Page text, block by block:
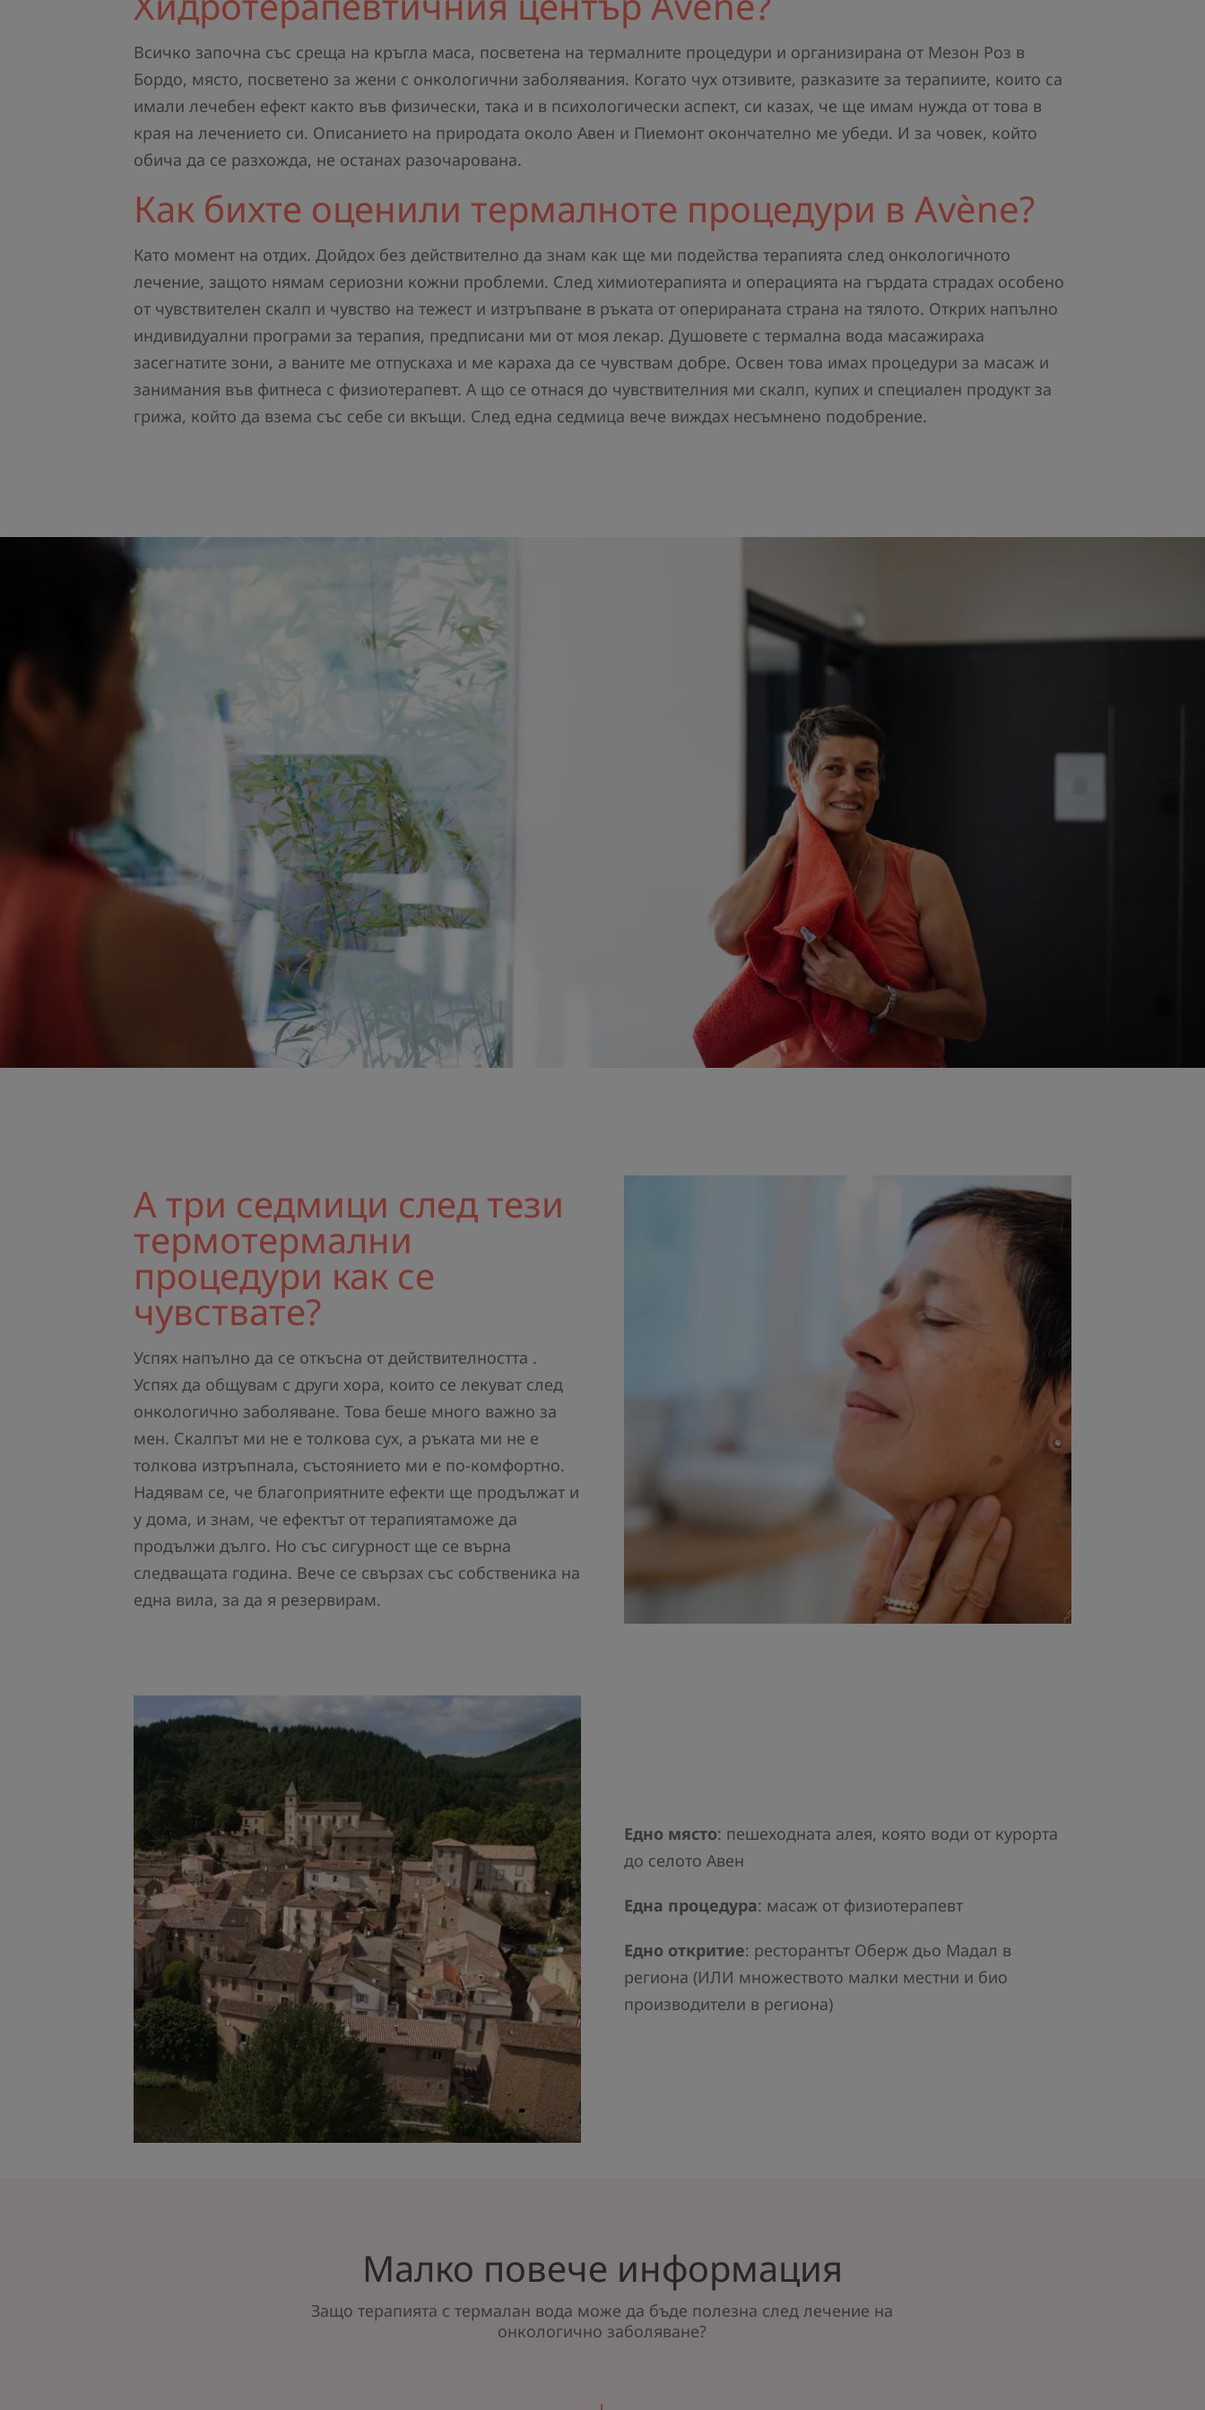
Всичко започна със среща на кръгла маса, посветена на термалните процедури и организирана от Мезон Роз в
Бордо, място, посветено за жени с онкологични заболявания. Когато чух отзивите, разказите за терапиите, които са
имали лечебен ефект както във физически, така и в психологически аспект, си казах, че ще имам нужда от това в
края на лечението си. Описанието на природата около Авен и Пиемонт окончателно ме убеди. И за човек, който
обича да се разхожда, не останах разочарована.
Как бихте оценили термалноте процедури в Avène?
Като момент на отдих. Дойдох без действително да знам как ще ми подейства терапията след онкологичното
лечение, защото нямам сериозни кожни проблеми. След химиотерапията и операцията на гърдата страдах особено
от чувствителен скалп и чувство на тежест и изтръпване в ръката от оперираната страна на тялото. Открих напълно
индивидуални програми за терапия, предписани ми от моя лекар. Душовете с термална вода масажираха
засегнатите зони, а ваните ме отпускаха и ме караха да се чувствам добре. Освен това имах процедури за масаж и
занимания във фитнеса с физиотерапевт. А що се отнася до чувствителния ми скалп, купих и специален продукт за
грижа, който да взема със себе си вкъщи. След една седмица вече виждах несъмнено подобрение.
А три седмици след тези
термотермални
процедури как се
чувствате?
Успях напълно да се откъсна от действителността .
Успях да общувам с други хора, които се лекуват след
онкологично заболяване. Това беше много важно за
мен. Скалпът ми не е толкова сух, а ръката ми не е
толкова изтръпнала, състоянието ми е по-комфортно.
Надявам се, че благоприятните ефекти ще продължат и
у дома, и знам, че ефектът от терапиятаможе да
продължи дълго. Но със сигурност ще се върна
следващата година. Вече се свързах със собственика на
една вила, за да я резервирам.
Едно място: пешеходната алея, която води от курорта
до селото Авен
Една процедура: масаж от физиотерапевт
Едно откритие: ресторантът Оберж дьо Мадал в
региона (ИЛИ множеството малки местни и био
производители в региона)
Малко повече информация
Защо терапията с термалан вода може да бъде полезна след лечение на
онкологично заболяване?